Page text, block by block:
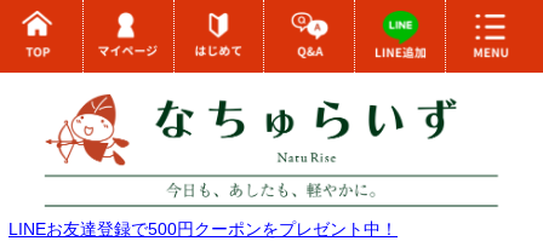
LINEお友達登録で500円クーポンをプレゼント中！